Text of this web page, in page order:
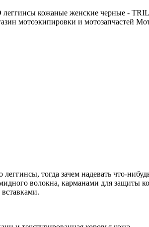
тогда зачем надевать что-
волокна, карманами для защиты